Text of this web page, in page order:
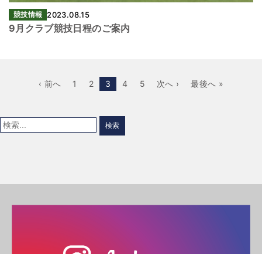
競技情報 2023.08.15
9月クラブ競技日程のご案内
‹ 前へ 1 2 3 4 5 次へ › 最後へ »